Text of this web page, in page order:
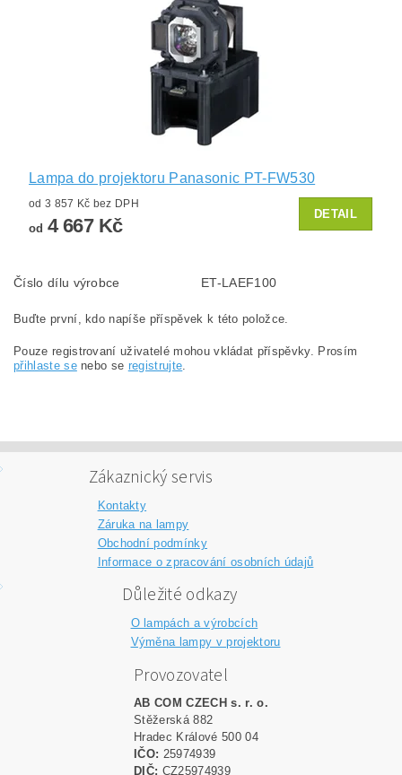
Lampa do projektoru Panasonic PT-FW530
od 3 857 Kč bez DPH
od 4 667 Kč
DETAIL
Číslo dílu výrobce ET-LAEF100
Buďte první, kdo napíše příspěvek k této položce.
Pouze registrovaní uživatelé mohou vkládat příspěvky. Prosím
přihlaste senebo se registrujte
Zákaznický servis
Kontakty
Záruka na lampy
Obchodní podmínky
Informace o zpracování osobních údajů
Důležité odkazy
O lampách a výrobcích
Výměna lampy v projektoru
Provozovatel
AB COM CZECH s. r. o.
Stěžerská 882
Hradec Králové 500 04
IČO: 25974939
DIČ: CZ25974939